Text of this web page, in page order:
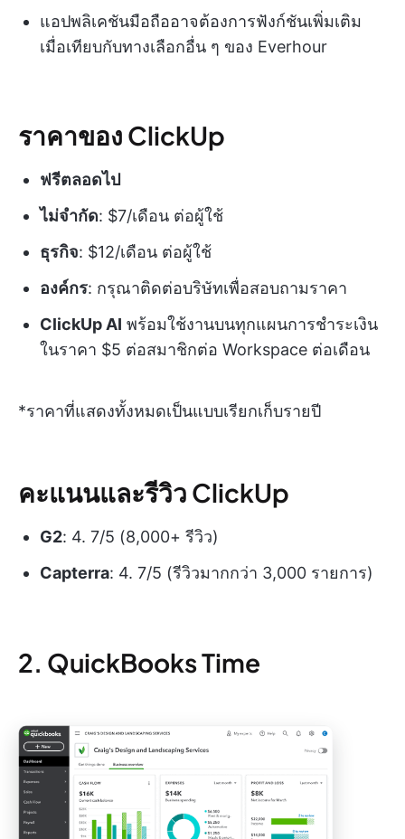
แอปพลิเคชันมือถืออาจต้องการฟังก์ชันเพิ่มเติม
เมื่อเทียบกับทางเลือกอื่น ๆ ของ Everhour
ราคาของ ClickUp
ฟรีตลอดไป
ไม่จำกัด: $7/เดือน ต่อผู้ใช้
ธุรกิจ: $12/เดือน ต่อผู้ใช้
องค์กร: กรุณาติดต่อบริษัทเพื่อสอบถามราคา
ClickUp AI พร้อมใช้งานบนทุกแผนการชำระเงิน
ในราคา $5 ต่อสมาชิกต่อ Workspace ต่อเดือน
*ราคาที่แสดงทั้งหมดเป็นแบบเรียกเก็บรายปี
คะแนนและรีวิว ClickUp
G2: 4. 7/5 (8,000+ รีวิว)
Capterra: 4. 7/5 (รีวิวมากกว่า 3,000 รายการ)
2. QuickBooks Time